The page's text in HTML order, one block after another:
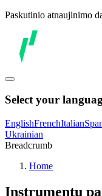
Paskutinio atnaujinimo
Select your
EnglishFrenchItalian
Ukrainian
Breadcrumb
Home
Instrumentų